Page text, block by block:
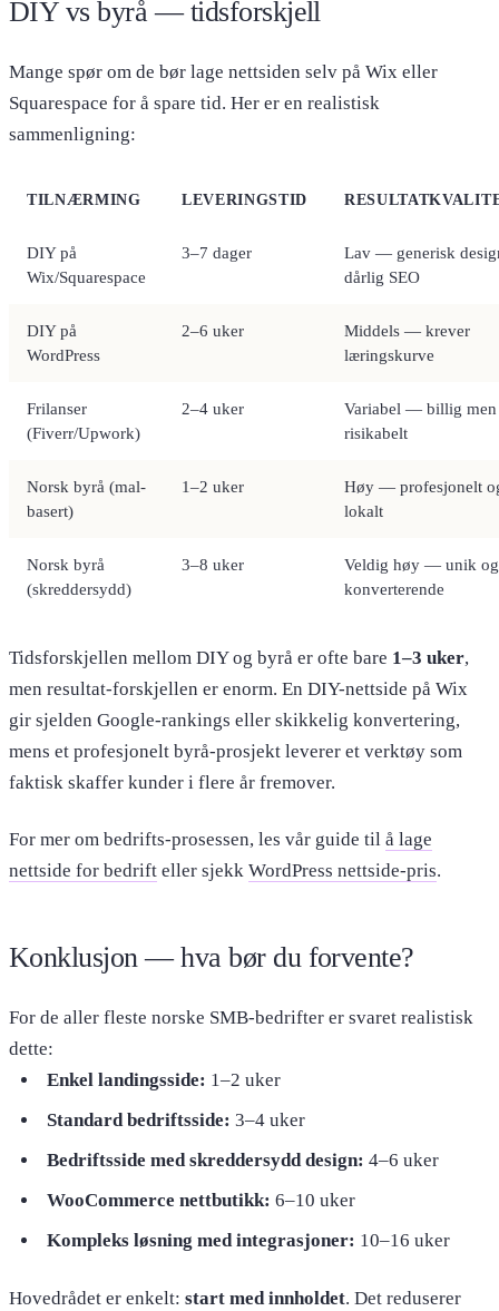
DIY vs byrå — tidsforskjell
Mange spør om de bør lage nettsiden selv på Wix eller
Squarespace for å spare tid. Her er en realistisk
sammenligning:
TILNÆRMING LEVERINGSTID
DIY på
Wix/Squarespace
3–7 dager
Lav — generisk
dårlig SEO
DIY på
WordPress
2–6 uker
Middels — krever
læringskurve
Frilanser
(Fiverr/Upwork)
2–4 uker
Variabel — billig men
risikabelt
Norsk byrå (mal-
basert)
1–2 uker
Høy — profesjonelt
lokalt
Norsk byrå
(skreddersydd)
3–8 uker
Veldig høy — unik og
konverterende
Tidsforskjellen mellom DIY og byrå er ofte bare 1–3 uker,
men resultat-forskjellen er enorm. En DIY-nettside på Wix
gir sjelden Google-rankings eller skikkelig konvertering,
mens et profesjonelt byrå-prosjekt leverer et verktøy som
faktisk skaffer kunder i flere år fremover.
For mer om bedrifts-prosessen, les vår guide til å lage
nettside for bedrift eller sjekk WordPress nettside-pris.
Konklusjon — hva bør du forvente?
For de aller fleste norske SMB-bedrifter er svaret realistisk
dette:
Enkel landingsside: 1–2 uker
Standard bedriftsside: 3–4 uker
Bedriftsside med skreddersydd design: 4–6 uker
WooCommerce nettbutikk: 6–10 uker
Kompleks løsning med integrasjoner: 10–16 uker
Hovedrådet er enkelt: start med innholdet. Det reduserer